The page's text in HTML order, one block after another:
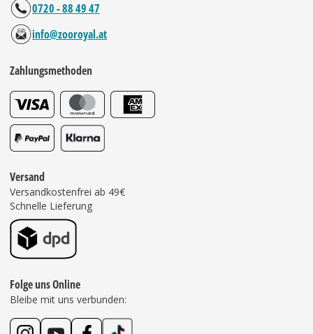
0720 - 88 49 47
info@zooroyal.at
Zahlungsmethoden
Versand
Versandkostenfrei ab 49€
Schnelle Lieferung
Folge uns Online
Bleibe mit uns verbunden: